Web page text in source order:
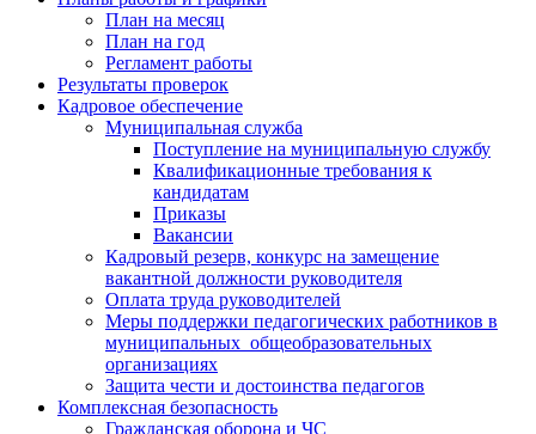
План на месяц
План на год
Регламент работы
Результаты проверок
Кадровое обеспечение
Муниципальная служба
Поступление на муниципальную службу
Квалификационные требования к
кандидатам
Приказы
Вакансии
Кадровый резерв, конкурс на замещение
вакантной должности руководителя
Оплата труда руководителей
Меры поддержки педагогических работников в
муниципальных общеобразовательных
организациях
Защита чести и достоинства педагогов
Комплексная безопасность
Гражданская оборона и ЧС